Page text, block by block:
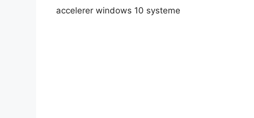
accelerer windows 10 systeme